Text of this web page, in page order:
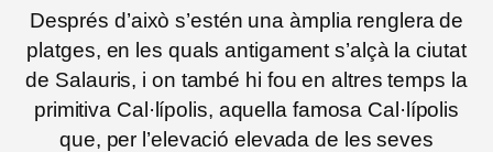
Després d’això s’estén una àmplia renglera de
platges, en les quals antigament s’alçà la ciutat
de Salauris, i on també hi fou en altres temps la
primitiva Cal·lípolis, aquella famosa Cal·lípolis
que, per l’elevació elevada de les seves